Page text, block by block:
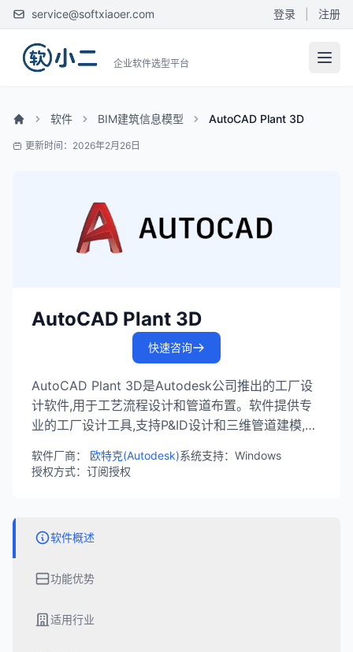
service@softxiaoer.com 登录 注册
企业软件选型平台
软件 BIM建筑信息模型 AutoCAD Plant 3D
更新时间：2026年2月26日
AutoCAD Plant 3D
快速咨询
AutoCAD Plant 3D是Autodesk公司推出的工厂设
计软件,用于工艺流程设计和管道布置。软件提供专
业的工厂设计工具,支持P&ID设计和三维管道建模,广
软件厂商： 欧特克(Autodesk)系统支持：Windows
授权方式：订阅授权
软件概述
功能优势
适用行业